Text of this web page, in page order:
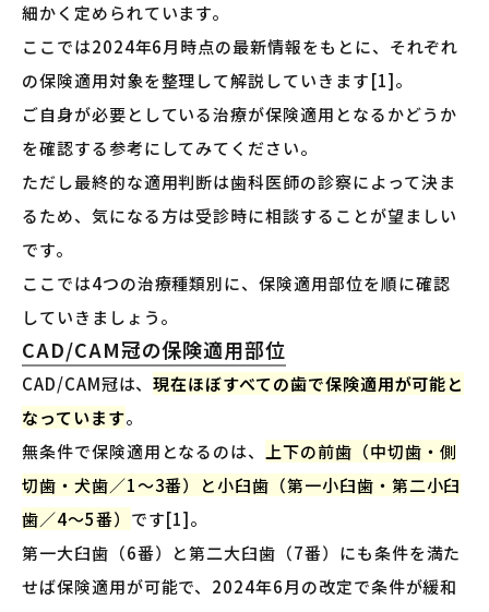
細かく定められています。
ここでは2024年6月時点の最新情報をもとに、それぞれ
の保険適用対象を整理して解説していきます[1]。
ご自身が必要としている治療が保険適用となるかどうか
を確認する参考にしてみてください。
ただし最終的な適用判断は歯科医師の診察によって決ま
るため、気になる方は受診時に相談することが望ましい
です。
ここでは4つの治療種類別に、保険適用部位を順に確認
していきましょう。
CAD/CAM冠の保険適用部位
CAD/CAM冠は、現在ほぼすべての歯で保険適用が可能と
なっています。
無条件で保険適用となるのは、上下の前歯（中切歯・側
切歯・犬歯／1〜3番）と小臼歯（第一小臼歯・第二小臼
歯／4〜5番） です[1]。
第一大臼歯（6番）と第二大臼歯（7番）にも条件を満た
せば保険適用が可能で、2024年6月の改定で条件が緩和